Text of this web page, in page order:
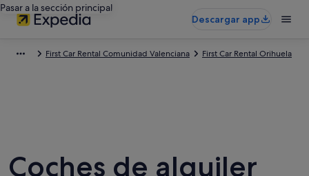
Pasar a la sección principal
Descargar app
First Car Rental Comunidad Valenciana First Car Rental Orihuela
Coches de alquiler